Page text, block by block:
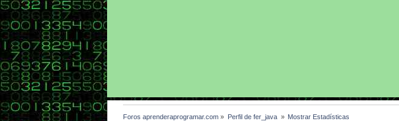
Foros aprenderaprogramar.com » Perfil de fer_java » Mostrar Estadísticas